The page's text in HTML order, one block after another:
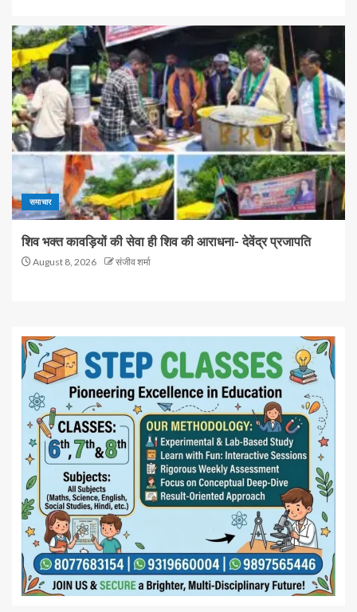
समाचार
शिव भक्त कावड़ियों की सेवा ही शिव की आराधना- देवेंद्र प्रजापति
August 8, 2026 संजीव शर्मा